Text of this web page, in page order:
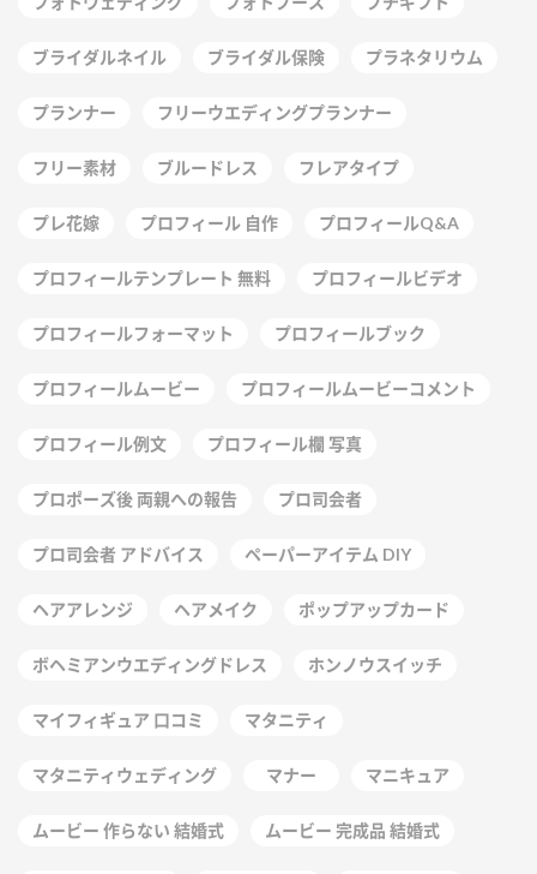
ブライダルネイル ブライダル保険 プラネタリウム
プランナー フリーウエディングプランナー
フリー素材 ブルードレス フレアタイプ
プレ花嫁 プロフィール 自作 プロフィールQ&A
プロフィールテンプレート 無料 プロフィールビデオ
プロフィールフォーマット プロフィールブック
プロフィールムービー プロフィールムービーコメント
プロフィール例文 プロフィール欄 写真
プロポーズ後 両親への報告 プロ司会者
プロ司会者 アドバイス ペーパーアイテム DIY
ヘアアレンジ ヘアメイク ポップアップカード
ボヘミアンウエディングドレス ホンノウスイッチ
マイフィギュア 口コミ マタニティ
マタニティウェディング マナー マニキュア
ムービー 作らない 結婚式 ムービー 完成品 結婚式